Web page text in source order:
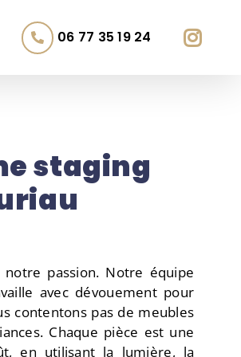
06 77 35 19 24
staging
notre passion. Notre équipe
avec dévouement pour
contentons pas de meubles
Chaque pièce est une
en utilisant la lumière, la